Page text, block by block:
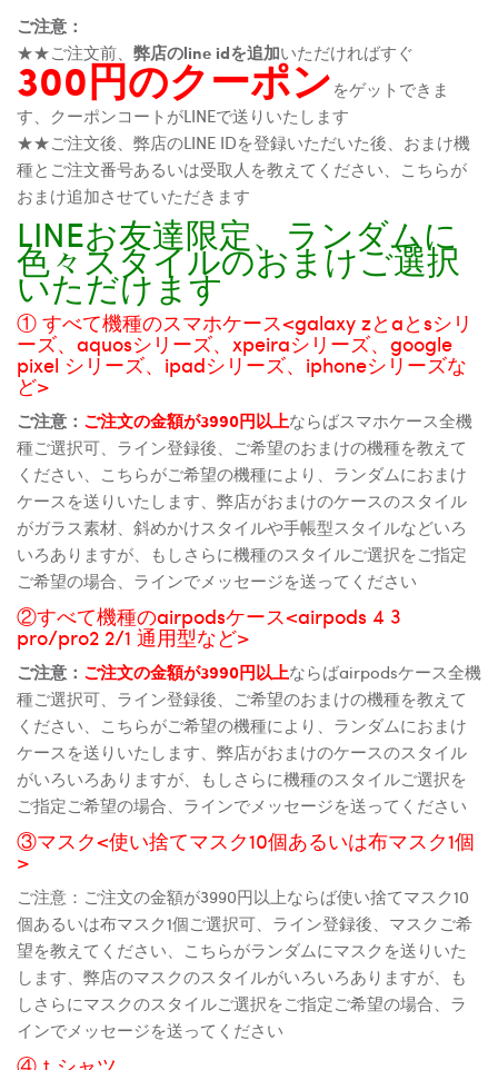
ご注意：
★★ご注文前、 弊店のline idを追加いただければすぐ
300円のクーポンをゲットできま
す、クーポンコートがLINEで送りいたします
★★ご注文後、弊店のLINE IDを登録いただいた後、おまけ機
種とご注文番号あるいは受取人を教えてください、こちらが
おまけ追加させていただきます
LINEお友達限定、ランダムに
色々スタイルのおまけご選択
いただけます
① すべて機種のスマホケース<galaxy zとaとsシリ
ーズ、aquosシリーズ、xpeiraシリーズ、google
pixel シリーズ、ipadシリーズ、iphoneシリーズな
ど>
ご注意： ご注文の金額が3990円以上ならばスマホケース全機
種ご選択可、ライン登録後、ご希望のおまけの機種を教えて
ください、こちらがご希望の機種により、ランダムにおまけ
ケースを送りいたします、弊店がおまけのケースのスタイル
がガラス素材、斜めかけスタイルや手帳型スタイルなどいろ
いろありますが、もしさらに機種のスタイルご選択をご指定
ご希望の場合、ラインでメッセージを送ってください
②すべて機種のairpodsケース<airpods 4 3
pro/pro2 2/1 通用型など>
ご注意： ご注文の金額が3990円以上ならばairpodsケース全機
種ご選択可、ライン登録後、ご希望のおまけの機種を教えて
ください、こちらがご希望の機種により、ランダムにおまけ
ケースを送りいたします、弊店がおまけのケースのスタイル
がいろいろありますが、もしさらに機種のスタイルご選択を
ご指定ご希望の場合、ラインでメッセージを送ってください
③マスク<使い捨てマスク10個あるいは布マスク1個
>
ご注意：ご注文の金額が3990円以上ならば使い捨てマスク10
個あるいは布マスク1個ご選択可、ライン登録後、マスクご希
望を教えてください、こちらがランダムにマスクを送りいた
します、弊店のマスクのスタイルがいろいろありますが、も
しさらにマスクのスタイルご選択をご指定ご希望の場合、ラ
インでメッセージを送ってください